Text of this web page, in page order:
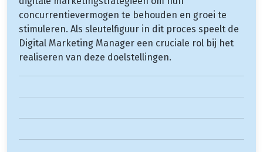
concurrentievermogen te behouden en groei te
stimuleren. Als sleutelfiguur in dit proces speelt de
Digital Marketing Manager een cruciale rol bij het
realiseren van deze doelstellingen.